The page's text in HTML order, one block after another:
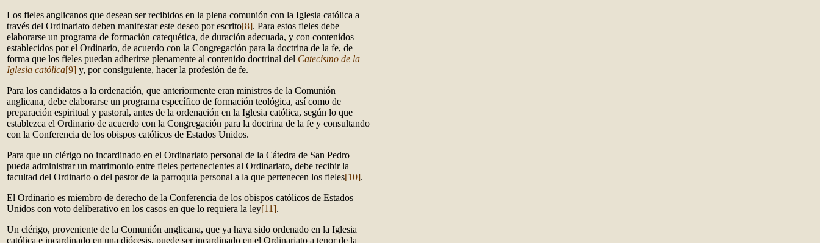
Los fieles anglicanos que desean ser recibidos en la plena comunión con la Iglesia católica a
través del Ordinariato deben manifestar este deseo por escrito[8]. Para estos fieles debe
elaborarse un programa de formación catequética, de duración adecuada, y con contenidos
establecidos por el Ordinario, de acuerdo con la Congregación para la doctrina de la fe, de
forma que los fieles puedan adherirse plenamente al contenido doctrinal del Catecismo de la
Iglesia católica[9] y, por consiguiente, hacer la profesión de fe.
Para los candidatos a la ordenación, que anteriormente eran ministros de la Comunión
anglicana, debe elaborarse un programa específico de formación teológica, así como de
preparación espiritual y pastoral, antes de la ordenación en la Iglesia católica, según lo que
establezca el Ordinario de acuerdo con la Congregación para la doctrina de la fe y consultando
con la Conferencia de los obispos católicos de Estados Unidos.
Para que un clérigo no incardinado en el Ordinariato personal de la Cátedra de San Pedro
pueda administrar un matrimonio entre fieles pertenecientes al Ordinariato, debe recibir la
facultad del Ordinario o del pastor de la parroquia personal a la que pertenecen los fieles[10].
El Ordinario es miembro de derecho de la Conferencia de los obispos católicos de Estados
Unidos con voto deliberativo en los casos en que lo requiera la ley[11].
Un clérigo, proveniente de la Comunión anglicana, que ya haya sido ordenado en la Iglesia
católica e incardinado en una diócesis, puede ser incardinado en el Ordinariato a tenor de la